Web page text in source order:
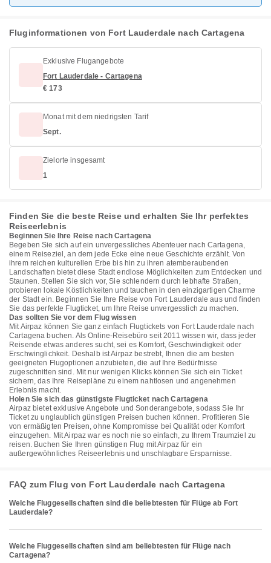
Fluginformationen von Fort Lauderdale nach Cartagena
Exklusive Flugangebote
Fort Lauderdale - Cartagena
€ 173
Monat mit dem niedrigsten Tarif
Sept.
Zielorte insgesamt
1
Finden Sie die beste Reise und erhalten Sie Ihr perfektes
Reiseerlebnis
Beginnen Sie Ihre Reise nach Cartagena
Begeben Sie sich auf ein unvergessliches Abenteuer nach Cartagena,
einem Reiseziel, an dem jede Ecke eine neue Geschichte erzählt. Von
ihrem reichen kulturellen Erbe bis hin zu ihren atemberaubenden
Landschaften bietet diese Stadt endlose Möglichkeiten zum Entdecken und
Staunen. Stellen Sie sich vor, Sie schlendern durch lebhafte Straßen,
probieren lokale Köstlichkeiten und tauchen in den einzigartigen Charme
der Stadt ein. Beginnen Sie Ihre Reise von Fort Lauderdale aus und finden
Sie das perfekte Flugticket, um Ihre Reise unvergesslich zu machen.
Das sollten Sie vor dem Flug wissen
Mit Airpaz können Sie ganz einfach Flugtickets von Fort Lauderdale nach
Cartagena buchen. Als Online-Reisebüro seit 2011 wissen wir, dass jeder
Reisende etwas anderes sucht, sei es Komfort, Geschwindigkeit oder
Erschwinglichkeit. Deshalb ist Airpaz bestrebt, Ihnen die am besten
geeigneten Flugoptionen anzubieten, die auf Ihre Bedürfnisse
zugeschnitten sind. Mit nur wenigen Klicks können Sie sich ein Ticket
sichern, das Ihre Reisepläne zu einem nahtlosen und angenehmen
Erlebnis macht.
Holen Sie sich das günstigste Flugticket nach Cartagena
Airpaz bietet exklusive Angebote und Sonderangebote, sodass Sie Ihr
Ticket zu unglaublich günstigen Preisen buchen können. Profitieren Sie
von ermäßigten Preisen, ohne Kompromisse bei Qualität oder Komfort
einzugehen. Mit Airpaz war es noch nie so einfach, zu Ihrem Traumziel zu
reisen. Buchen Sie Ihren günstigen Flug mit Airpaz für ein
außergewöhnliches Reiseerlebnis und unschlagbare Ersparnisse.
FAQ zum Flug von Fort Lauderdale nach Cartagena
Welche Fluggesellschaften sind die beliebtesten für Flüge ab Fort
Lauderdale?
Welche Fluggesellschaften sind am beliebtesten für Flüge nach
Cartagena?